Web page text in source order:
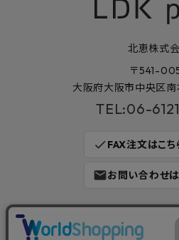
北恵株式
〒541-
大阪府大阪市中央区
TEL:06-
check FAX注文はこち
mailお問い合わせは